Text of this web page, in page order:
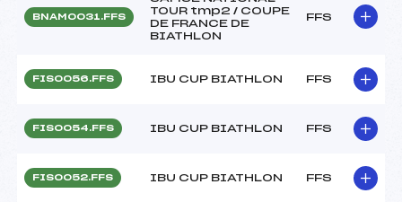
BNAM0031.FFS
TOUR tmp2 / COUPE
DE FRANCE DE
BIATHLON
FFS
FIS0056.FFS IBU CUP BIATHLON FFS
FIS0054.FFS IBU CUP BIATHLON FFS
FIS0052.FFS IBU CUP BIATHLON FFS